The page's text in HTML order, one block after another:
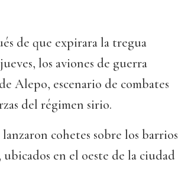
de que expirara la tregua
los aviones de guerra
Alepo, escenario de combates
del régimen sirio.
cohetes sobre los barrios
en el oeste de la ciudad